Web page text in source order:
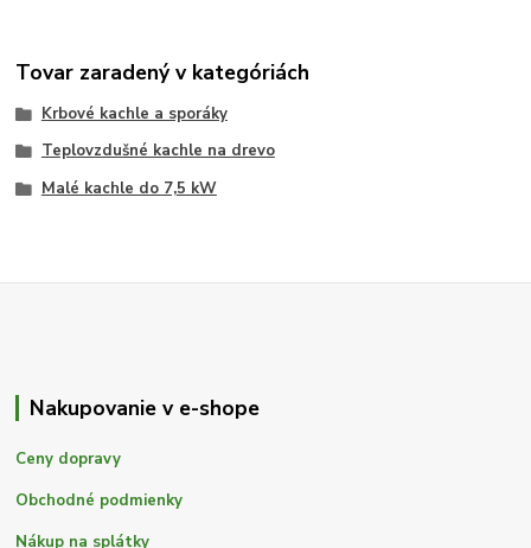
Tovar zaradený v kategóriách
Krbové kachle a sporáky
Teplovzdušné kachle na drevo
Malé kachle do 7,5 kW
Nakupovanie v e-shope
Ceny dopravy
Obchodné podmienky
Nákup na splátky